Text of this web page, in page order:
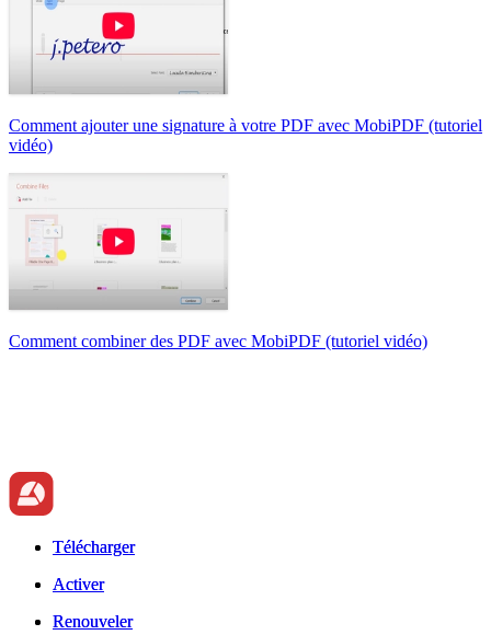
Comment ajouter une signature à votre PDF avec MobiPDF (tutoriel
vidéo)
Comment combiner des PDF avec MobiPDF (tutoriel vidéo)
Télécharger
Activer
Renouveler
Télécharger
Activer
Renouveler